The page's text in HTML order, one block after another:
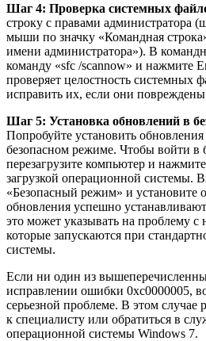
Шаг 4: Проверка системных
строку с правами администратора
мыши по значку «Командная
имени администратора»). В
команду «sfc /scannow» и нажмите
проверяет целостность системных
исправить их, если они
Шаг 5: Установка обновлений в
Попробуйте установить
безопасном режиме. Чтобы войти в
перезагрузите компьютер и
загрузкой операционной системы.
«Безопасный режим» и установите
обновления успешно
это может указывать на проблему
которые запускаются при
системы.
Если ни один из
исправлении ошибки 0xc0000005,
серьезной проблеме. В этом случае
к специалисту или обратиться в
операционной системы Windows 7.